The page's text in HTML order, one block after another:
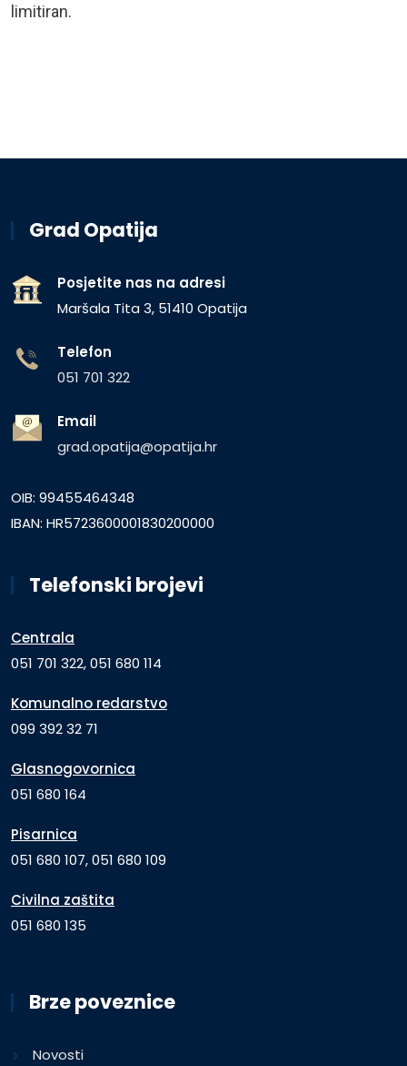
limitiran.
Grad Opatija
Posjetite nas na adresi
Maršala Tita 3, 51410 Opatija
Telefon
051 701 322
Email
grad.opatija@opatija.hr
OIB: 99455464348
IBAN: HR5723600001830200000
Telefonski brojevi
Centrala
051 701 322, 051 680 114
Komunalno redarstvo
099 392 32 71
Glasnogovornica
051 680 164
Pisarnica
051 680 107, 051 680 109
Civilna zaštita
051 680 135
Brze poveznice
Novosti